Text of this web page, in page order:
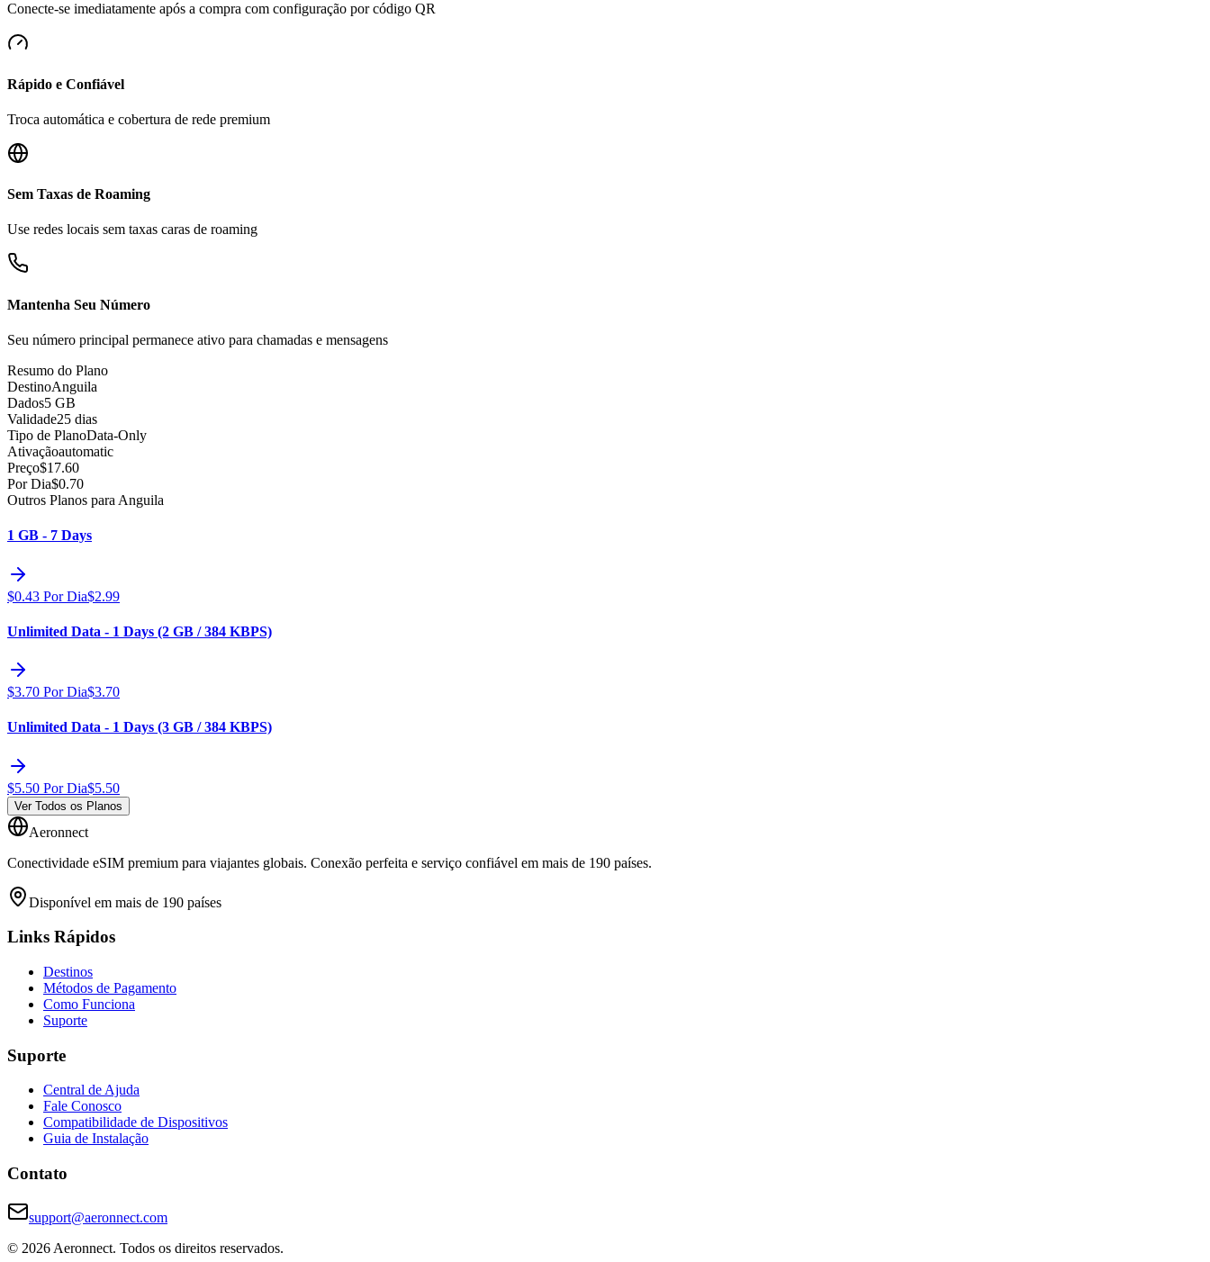
Conecte-se imediatamente após a compra com configuração por código QR
Rápido e Confiável
Troca automática e cobertura de rede premium
Sem Taxas de Roaming
Use redes locais sem taxas caras de roaming
Mantenha Seu Número
Seu número principal permanece ativo para chamadas e mensagens
Resumo do Plano
DestinoAnguila
Dados5 GB
Validade25 dias
Tipo de PlanoData-Only
Ativaçãoautomatic
Preço$17.60
Por Dia$0.70
Outros Planos para Anguila
1 GB - 7 Days
$0.43 Por Dia$2.99
Unlimited Data - 1 Days (2 GB / 384 KBPS)
$3.70 Por Dia$3.70
Unlimited Data - 1 Days (3 GB / 384 KBPS)
$5.50 Por Dia$5.50
Ver Todos os Planos
Aeronnect
Conectividade eSIM premium para viajantes globais. Conexão perfeita e serviço confiável em mais de 190 países.
Disponível em mais de 190 países
Links Rápidos
Destinos
Métodos de Pagamento
Como Funciona
Suporte
Suporte
Central de Ajuda
Fale Conosco
Compatibilidade de Dispositivos
Guia de Instalação
Contato
support@aeronnect.com
© 2026 Aeronnect. Todos os direitos reservados.